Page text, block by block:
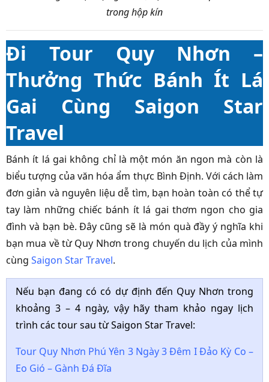
trong hộp kín
Đi Tour Quy Nhơn –
Thưởng Thức Bánh Ít Lá
Gai Cùng Saigon Star
Travel
Bánh ít lá gai không chỉ là một món ăn ngon mà còn là
biểu tượng của văn hóa ẩm thực Bình Định. Với cách làm
đơn giản và nguyên liệu dễ tìm, bạn hoàn toàn có thể tự
tay làm những chiếc bánh ít lá gai thơm ngon cho gia
đình và bạn bè. Đây cũng sẽ là món quà đầy ý nghĩa khi
bạn mua về từ Quy Nhơn trong chuyến du lịch của mình
cùng Saigon Star Travel.
Nếu bạn đang có có dự định đến Quy Nhơn trong
khoảng 3 – 4 ngày, vậy hãy tham khảo ngay lịch
trình các tour sau từ Saigon Star Travel:
Tour Quy Nhơn Phú Yên 3 Ngày 3 Đêm I Đảo Kỳ Co –
Eo Gió – Gành Đá Đĩa